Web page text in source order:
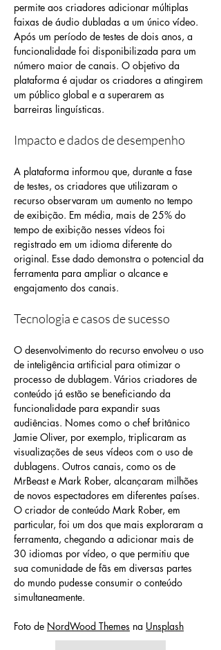
permite aos criadores adicionar múltiplas
faixas de áudio dubladas a um único vídeo.
Após um período de testes de dois anos, a
funcionalidade foi disponibilizada para um
número maior de canais. O objetivo da
plataforma é ajudar os criadores a atingirem
um público global e a superarem as
barreiras linguísticas.
Impacto e dados de desempenho
A plataforma informou que, durante a fase
de testes, os criadores que utilizaram o
recurso observaram um aumento no tempo
de exibição. Em média, mais de 25% do
tempo de exibição nesses vídeos foi
registrado em um idioma diferente do
original. Esse dado demonstra o potencial da
ferramenta para ampliar o alcance e
engajamento dos canais.
Tecnologia e casos de sucesso
O desenvolvimento do recurso envolveu o uso
de inteligência artificial para otimizar o
processo de dublagem. Vários criadores de
conteúdo já estão se beneficiando da
funcionalidade para expandir suas
audiências. Nomes como o chef britânico
Jamie Oliver, por exemplo, triplicaram as
visualizações de seus vídeos com o uso de
dublagens. Outros canais, como os de
MrBeast e Mark Rober, alcançaram milhões
de novos espectadores em diferentes países.
O criador de conteúdo Mark Rober, em
particular, foi um dos que mais exploraram a
ferramenta, chegando a adicionar mais de
30 idiomas por vídeo, o que permitiu que
sua comunidade de fãs em diversas partes
do mundo pudesse consumir o conteúdo
simultaneamente.
Foto de NordWood Themes na Unsplash